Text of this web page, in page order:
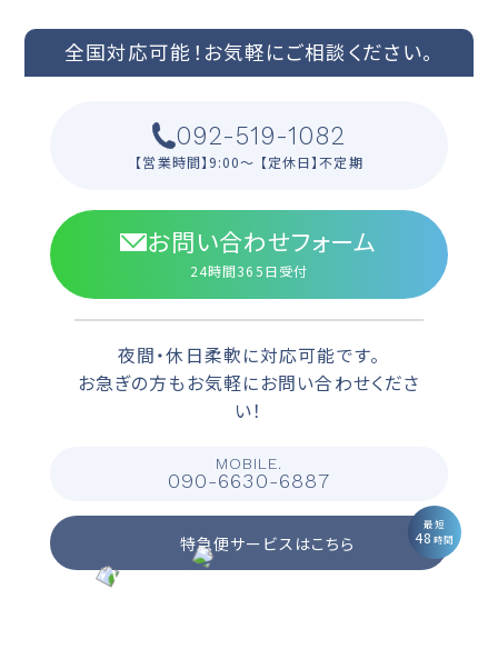
全国対応可能！ お気軽にご相談ください。
092-519-1082
【営業時間】9:00〜 【定休日】不定期
お問い合わせフォーム
24時間365日受付
夜間・休日柔軟に対応可能です。
お急ぎの方もお気軽にお問い合わせくださ
い！
MOBILE.
090-6630-6887
特急便サービスはこちら
最短
48時間